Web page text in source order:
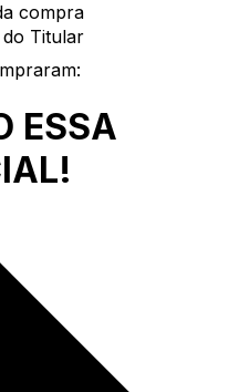
compra
Titular
ESSA